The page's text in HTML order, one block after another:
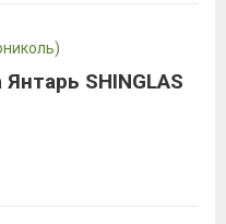
SHINGLAS